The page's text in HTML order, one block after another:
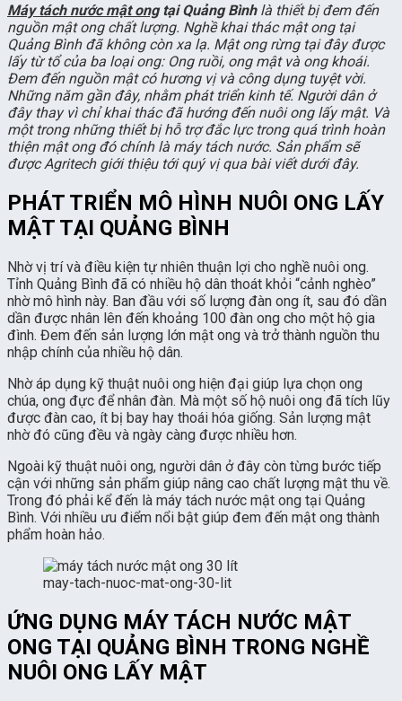
Máy tách nước mật ongtại Quảng Bìnhlà thiết bị đem đến
nguồn mật ong chất lượng. Nghề khai thác mật ong tại
Quảng Bình đã không còn xa lạ. Mật ong rừng tại đây được
lấy từ tổ của ba loại ong: Ong ruồi, ong mật và ong khoái.
Đem đến nguồn mật có hương vị và công dụng tuyệt vời.
Những năm gần đây, nhằm phát triển kinh tế. Người dân ở
đây thay vì chỉ khai thác đã hướng đến nuôi ong lấy mật. Và
một trong những thiết bị hỗ trợ đắc lực trong quá trình hoàn
thiện mật ong đó chính là máy tách nước. Sản phẩm sẽ
được Agritech giới thiệu tới quý vị qua bài viết dưới đây.
PHÁT TRIỂN MÔ HÌNH NUÔI ONG LẤY
MẬT TẠI QUẢNG BÌNH
Nhờ vị trí và điều kiện tự nhiên thuận lợi cho nghề nuôi ong.
Tỉnh Quảng Bình đã có nhiều hộ dân thoát khỏi “cảnh nghèo”
nhờ mô hình này. Ban đầu với số lượng đàn ong ít, sau đó dần
dần được nhân lên đến khoảng 100 đàn ong cho một hộ gia
đình. Đem đến sản lượng lớn mật ong và trở thành nguồn thu
nhập chính của nhiều hộ dân.
Nhờ áp dụng kỹ thuật nuôi ong hiện đại giúp lựa chọn ong
chúa, ong đực để nhân đàn. Mà một số hộ nuôi ong đã tích lũy
được đàn cao, ít bị bay hay thoái hóa giống. Sản lượng mật
nhờ đó cũng đều và ngày càng được nhiều hơn.
Ngoài kỹ thuật nuôi ong, người dân ở đây còn từng bước tiếp
cận với những sản phẩm giúp nâng cao chất lượng mật thu về.
Trong đó phải kể đến là máy tách nước mật ong tại Quảng
Bình. Với nhiều ưu điểm nổi bật giúp đem đến mật ong thành
phẩm hoàn hảo.
may-tach-nuoc-mat-ong-30-lit
ỨNG DỤNG MÁY TÁCH NƯỚC MẬT
ONG TẠI QUẢNG BÌNH TRONG NGHỀ
NUÔI ONG LẤY MẬT